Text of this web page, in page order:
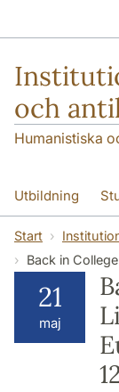
och
Humanistiska
Utbildning
Forskning
Start
Back in College.
21
maj